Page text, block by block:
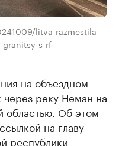
litva-razmestila-
s-rf-
на объездном
реку Неман на
областью. Об этом
на главу
республики